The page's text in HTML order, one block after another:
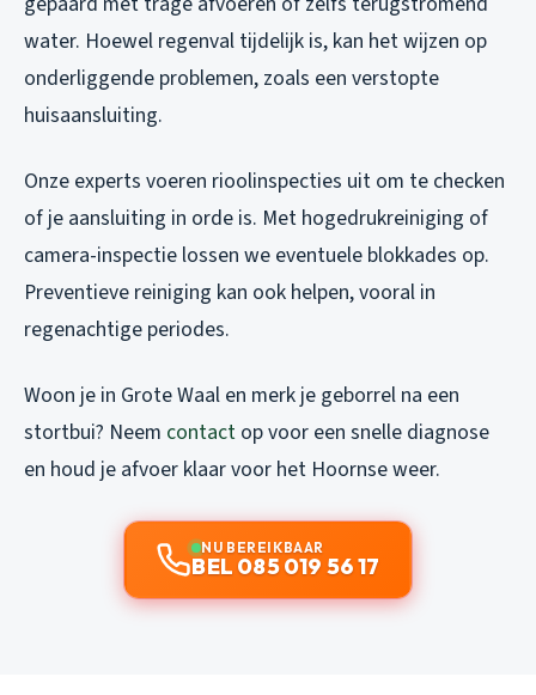
water. Hoewel regenval tijdelijk is, kan het wijzen op
onderliggende problemen, zoals een verstopte
huisaansluiting.
Onze experts voeren rioolinspecties uit om te checken
of je aansluiting in orde is. Met hogedrukreiniging of
camera-inspectie lossen we eventuele blokkades op.
Preventieve reiniging kan ook helpen, vooral in
regenachtige periodes.
Woon je in Grote Waal en merk je geborrel na een
stortbui? Neem contact op voor een snelle diagnose
en houd je afvoer klaar voor het Hoornse weer.
NU BEREIKBAAR
BEL 085 019 56 17